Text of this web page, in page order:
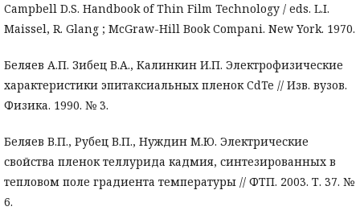
Campbell D.S. Handbook of Thin Film Technology / eds. L.I.
Maissel, R. Glang ; McGraw-Hill Book Compani. New York. 1970.
Беляев А.П. Зибец В.А., Калинкин И.П. Электрофизические
характеристики эпитаксиальных пленок CdTe // Изв. вузов.
Физика. 1990. № 3.
Беляев В.П., Рубец В.П., Нуждин М.Ю. Электрические
свойства пленок теллурида кадмия, синтезированных в
тепловом поле градиента температуры // ФТП. 2003. Т. 37. №
6.